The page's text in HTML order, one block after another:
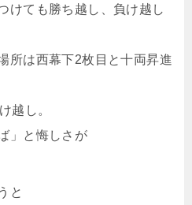
けても勝ち越し、負け越し
所は西幕下2枚目と十両昇進
越し。
」と悔しさが
と